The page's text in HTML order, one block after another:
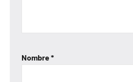
Nombre*